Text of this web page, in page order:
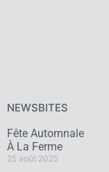
NEWSBITES
Fête Automnale
À La Ferme
25 août 2025